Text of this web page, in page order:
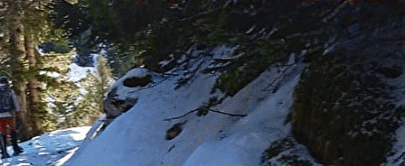
Menu
?>
Images de la page d'accueil
Cliquez pour éditer